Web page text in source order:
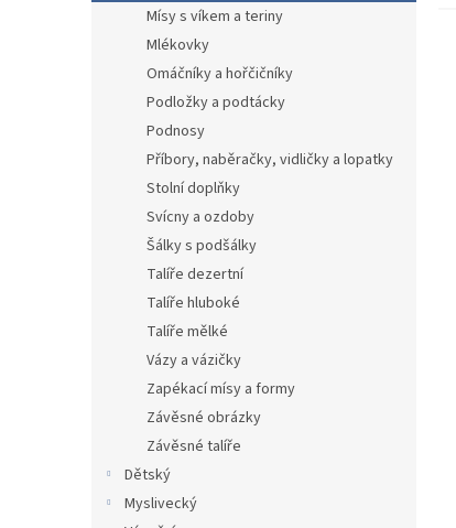
Mísy s víkem a teriny
Mlékovky
Omáčníky a hořčičníky
Podložky a podtácky
Podnosy
Příbory, naběračky, vidličky a lopatky
Stolní doplňky
Svícny a ozdoby
Šálky s podšálky
Talíře dezertní
Talíře hluboké
Talíře mělké
Vázy a vázičky
Zapékací mísy a formy
Závěsné obrázky
Závěsné talíře
Dětský
Myslivecký